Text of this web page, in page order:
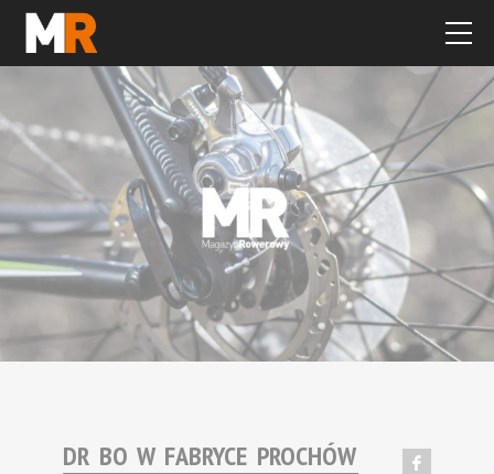
DR BO W FABRYCE PROCHÓW